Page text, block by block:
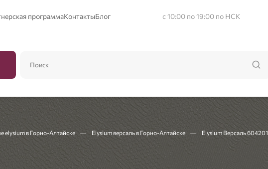
программаКонтактыБлог с 10:00 по 19:00 по НСК
elysium в Горно-Алтайске Elysium версаль в Горно-Алтайске Elysium Версаль 604201